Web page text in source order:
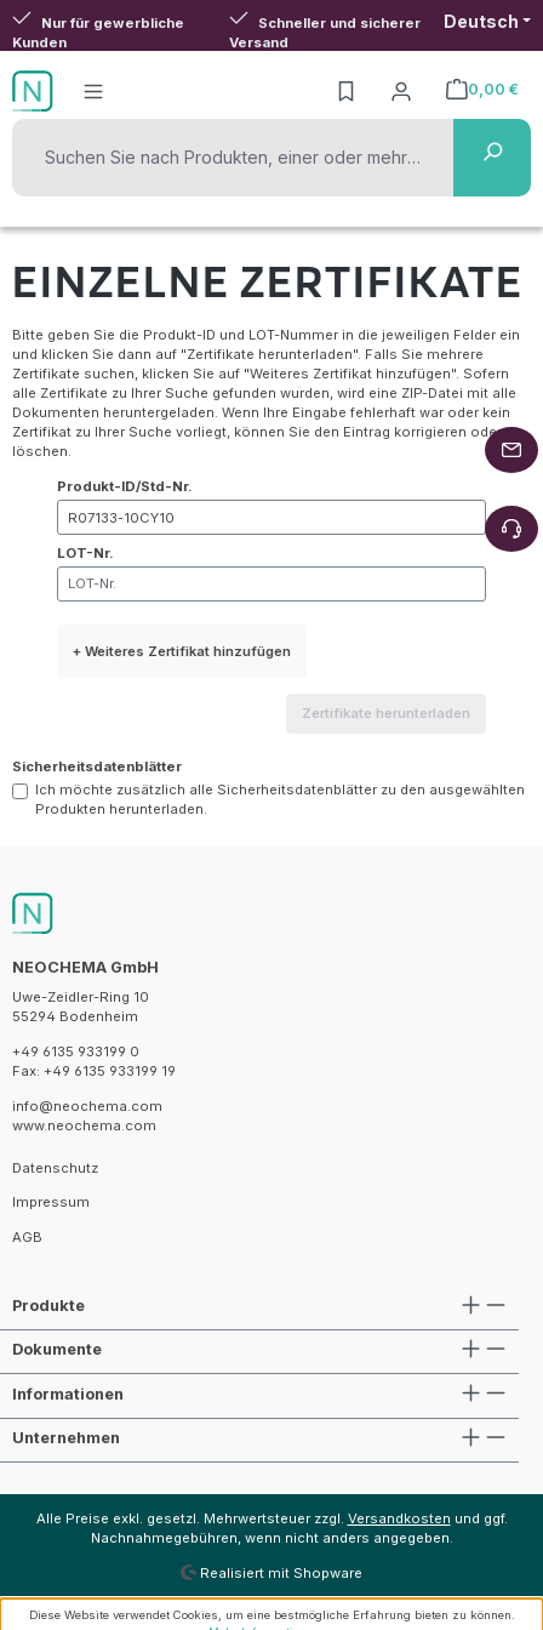
Zum Hauptinhalt springen
Nur für gewerbliche
Kunden
Schneller und sicherer
Versand
Deutsch
0,00 €
Warenkorb
EINZELNE ZERTIFIKATE
Bitte geben Sie die Produkt-ID und LOT-Nummer in die jeweiligen Felder ein
und klicken Sie dann auf "Zertifikate herunterladen". Falls Sie mehrere
Zertifikate suchen, klicken Sie auf "Weiteres Zertifikat hinzufügen". Sofern
alle Zertifikate zu Ihrer Suche gefunden wurden, wird eine ZIP-Datei mit alle
Dokumenten heruntergeladen. Wenn Ihre Eingabe fehlerhaft war oder kein
Zertifikat zu Ihrer Suche vorliegt, können Sie den Eintrag korrigieren oder
löschen.
Produkt-ID/Std-Nr.
LOT-Nr.
+ Weiteres Zertifikat hinzufügen
Zertifikate herunterladen
Sicherheitsdatenblätter
Ich möchte zusätzlich alle Sicherheitsdatenblätter zu den ausgewählten
Produkten herunterladen.
NEOCHEMA GmbH
Uwe-Zeidler-Ring 10
55294 Bodenheim
+49 6135 933199 0
Fax: +49 6135 933199 19
info@neochema.com
www.neochema.com
Datenschutz
Impressum
AGB
Produkte
Dokumente
Informationen
Unternehmen
Alle Preise exkl. gesetzl. Mehrwertsteuer zzgl. Versandkosten und ggf.
Nachnahmegebühren, wenn nicht anders angegeben.
Realisiert mit Shopware
Diese Website verwendet Cookies, um eine bestmögliche Erfahrung bieten zu können.